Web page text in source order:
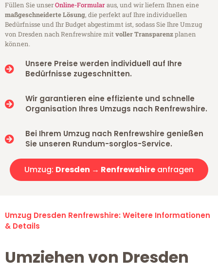
Füllen Sie unserOnline-Formularaus, und wir liefern Ihnen eine
maßgeschneiderte Lösung, die perfekt auf Ihre individuellen
Bedürfnisse und Ihr Budget abgestimmt ist, sodass Sie Ihre Umzug
von Dresden nach Renfrewshire mitvoller Transparenzplanen
können.
Unsere Preise werden individuell auf Ihre
Bedürfnisse zugeschnitten.
Wir garantieren eine effiziente und schnelle
Organisation Ihres Umzugs nach Renfrewshire.
Bei Ihrem Umzug nach Renfrewshire genießen
Sie unseren Rundum-sorglos-Service.
Umzug: Dresden → Renfrewshire anfragen
Umzug Dresden Renfrewshire: Weitere Informationen
& Details
Umziehen von Dresden